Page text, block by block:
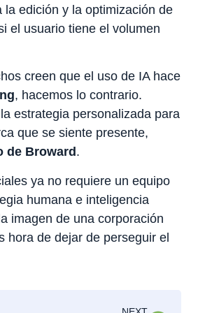
edición y la optimización de
el usuario tiene el volumen
creen que el uso de IA hace
, hacemos lo contrario.
estrategia personalizada para
que se siente presente,
de Broward .
ya no requiere un equipo
humana e inteligencia
imagen de una corporación
hora de dejar de perseguir el